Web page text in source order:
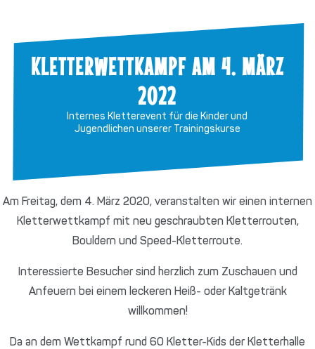
KLETTERWETTKAMPF AM 4. MÄRZ
2022
Internes Kletterevent für die Kinder und
Jugendlichen unserer Trainingskurse
Am Freitag, dem 4. März 2020, veranstalten wir einen internen
Kletterwettkampf mit neu geschraubten Kletterrouten,
Bouldern und Speed-Kletterroute.
Interessierte Besucher sind herzlich zum Zuschauen und
Anfeuern bei einem leckeren Heiß- oder Kaltgetränk
willkommen!
Da an dem Wettkampf rund 60 Kletter-Kids der Kletterhalle